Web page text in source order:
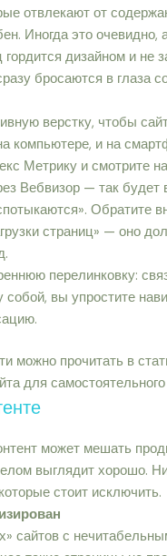
отвлекают от
Иногда это очевидно,
дизайном и не
бросаются в глаза
верстку, чтобы
компьютере, и на
Метрику и смотрите
Вебвизор — так будет
Обратите
страниц» — оно
перелинковку:
вы упростите
можно прочитать в
для самостоятельного
может мешать
выглядит хорошо.
стоит исключить.
сайтов с